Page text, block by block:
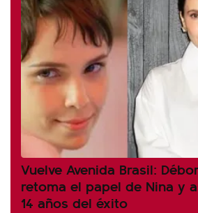
Vuelve Avenida Brasil:
retoma el papel de Nina y
14 años del éxito